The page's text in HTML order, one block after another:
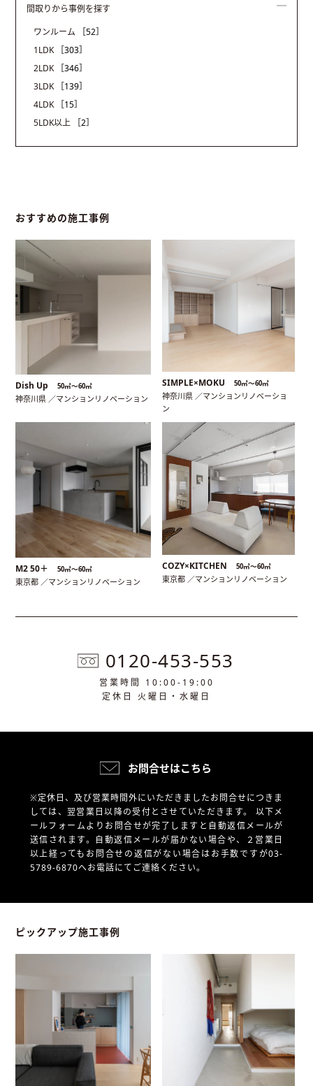
間取りから事例を探す
ワンルーム
［52］
1LDK
［303］
2LDK
［346］
3LDK
［139］
4LDK
［15］
5LDK以上
［2］
おすすめの施工事例
Dish Up 50㎡〜60㎡
神奈川県 ／マンションリノベーション
SIMPLE×MOKU 50㎡〜60㎡
神奈川県 ／マンションリノベーショ
ン
M2 50＋ 50㎡〜60㎡
東京都 ／マンションリノベーション
COZY×KITCHEN 50㎡〜60㎡
東京都 ／マンションリノベーション
0120-453-553
営業時間 10:00-19:00
定休日 火曜日・水曜日
お問合せはこちら
※定休日、及び営業時間外にいただきましたお問合せにつきま
しては、翌営業日以降の受付とさせていただきます。 以下メ
ールフォームよりお問合せが完了しますと自動返信メールが
送信されます。自動返信メールが届かない場合や、
２営業日
以上経ってもお問合せの返信がない場合はお手数ですが03-
5789-6870へお電話にてご連絡ください。
ピックアップ施工事例